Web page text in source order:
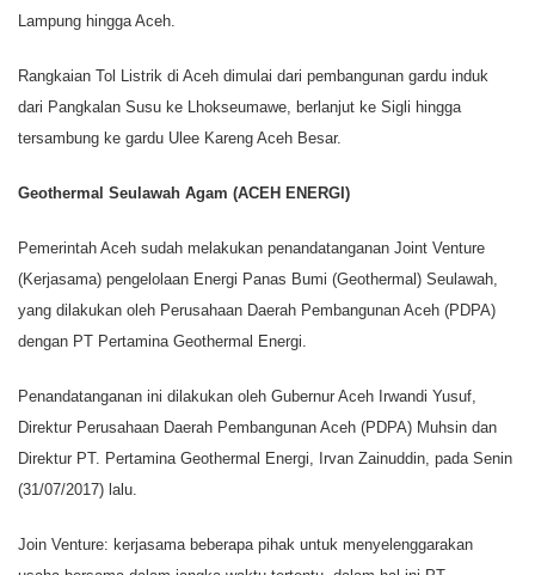
Lampung hingga Aceh.
Rangkaian Tol Listrik di Aceh dimulai dari pembangunan gardu induk
dari Pangkalan Susu ke Lhokseumawe, berlanjut ke Sigli hingga
tersambung ke gardu Ulee Kareng Aceh Besar.
Geothermal Seulawah Agam (ACEH ENERGI)
Pemerintah Aceh sudah melakukan penandatanganan Joint Venture
(Kerjasama) pengelolaan Energi Panas Bumi (Geothermal) Seulawah,
yang dilakukan oleh Perusahaan Daerah Pembangunan Aceh (PDPA)
dengan PT Pertamina Geothermal Energi.
Penandatanganan ini dilakukan oleh Gubernur Aceh Irwandi Yusuf,
Direktur Perusahaan Daerah Pembangunan Aceh (PDPA) Muhsin dan
Direktur PT. Pertamina Geothermal Energi, Irvan Zainuddin, pada Senin
(31/07/2017) lalu.
Join Venture: kerjasama beberapa pihak untuk menyelenggarakan